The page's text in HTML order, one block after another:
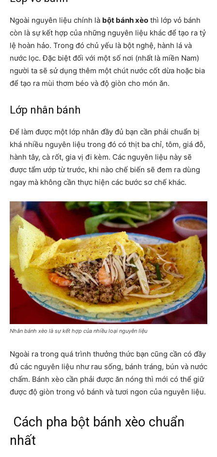
Ngoài nguyên liệu chính là bột bánh xèo thì lớp vỏ bánh
còn là sự kết hợp của những nguyên liệu khác để tạo ra tỷ
lệ hoàn hảo. Trong đó chủ yếu là bột nghệ, hành lá và
nước lọc. Đặc biệt đối với một số nơi (nhất là miền Nam)
người ta sẽ sử dụng thêm một chút nước cốt dừa hoặc bia
để tạo ra mùi thơm béo và độ giòn cho món ăn.
Lớp nhân bánh
Để làm được một lớp nhân đầy đủ bạn cần phải chuẩn bị
khá nhiều nguyên liệu trong đó có thịt ba chỉ, tôm, giá đỗ,
hành tây, cà rốt, gia vị đi kèm. Các nguyên liệu này sẽ
được tẩm ướp từ trước, khi nào chế biến sẽ đem ra dùng
ngay mà không cần thực hiện các bước sơ chế khác.
Nhân bánh xèo là sự kết hợp của nhiều loại nguyên liệu
Ngoài ra trong quá trình thưởng thức bạn cũng cần có đầy
đủ các nguyên liệu như rau sống, bánh tráng, bún và nước
chấm. Bánh xèo cần phải được ăn nóng thì mới có thể giữ
được độ giòn trong vỏ bánh và tươi ngon của nguyên liệu.
Cách pha bột bánh xèo chuẩn
nhất